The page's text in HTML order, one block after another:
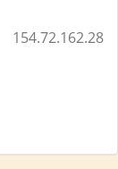
154.72.162.28